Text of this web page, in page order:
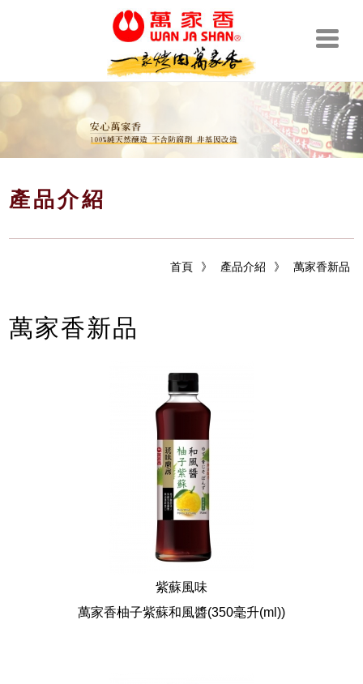
產品介紹
萬家香新品
》
產品介紹
》
首頁
萬家香新品
紫蘇風味
萬家香柚子紫蘇和風醬(350毫升(ml))